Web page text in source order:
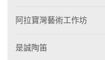
阿拉寶灣藝術工作坊
是誠陶笛